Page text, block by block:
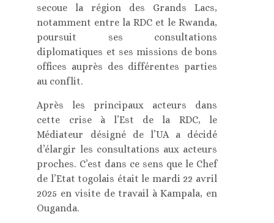
secoue la région des Grands Lacs,
notamment entre la RDC et le Rwanda,
poursuit ses consultations
diplomatiques et ses missions de bons
offices auprès des différentes parties
au conflit.
Après les principaux acteurs dans
cette crise à l’Est de la RDC, le
Médiateur désigné de l’UA a décidé
d’élargir les consultations aux acteurs
proches. C’est dans ce sens que le Chef
de l’Etat togolais était le mardi 22 avril
2025 en visite de travail à Kampala, en
Ouganda.